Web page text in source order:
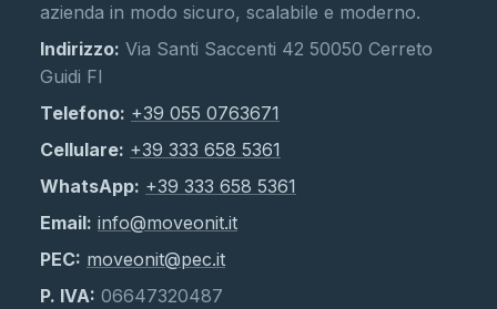
azienda in modo sicuro, scalabile e moderno.
Indirizzo: Via Santi Saccenti 42 50050 Cerreto
Guidi FI
Telefono: +39 055 0763671
Cellulare: +39 333 658 5361
WhatsApp: +39 333 658 5361
Email: info@moveonit.it
PEC: moveonit@pec.it
P. IVA: 06647320487